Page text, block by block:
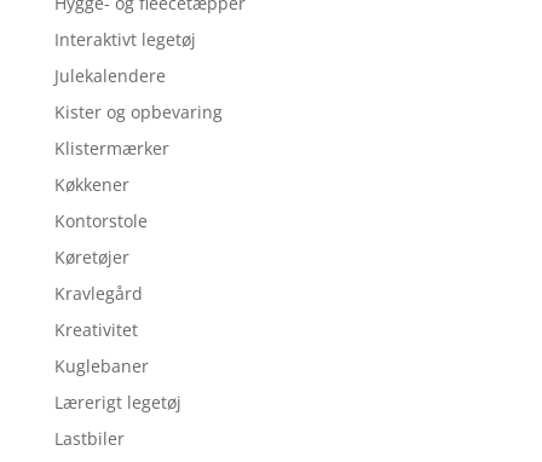
Interaktivt legetøj
Julekalendere
Kister og opbevaring
Klistermærker
Køkkener
Kontorstole
Køretøjer
Kravlegård
Kreativitet
Kuglebaner
Lærerigt legetøj
Lastbiler